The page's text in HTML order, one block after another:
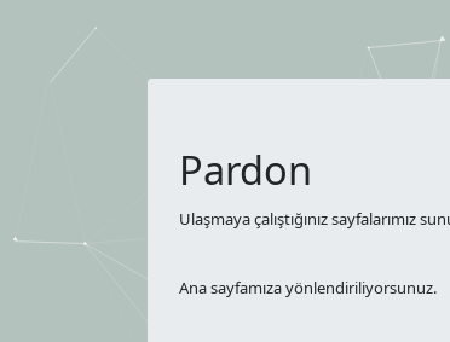
Pardon
Ulaşmaya çalıştığınız sayfalarımız
Ana sayfamıza yönlendiriliyorsunuz.